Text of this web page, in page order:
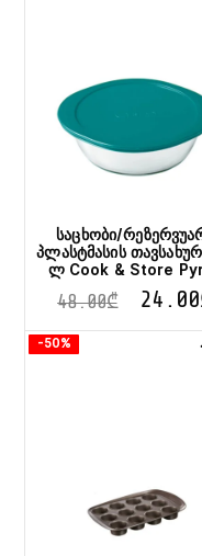
საცხობი/
პლასტმასის
ლ Cook & Store
48.00₾ 24.00
-50%